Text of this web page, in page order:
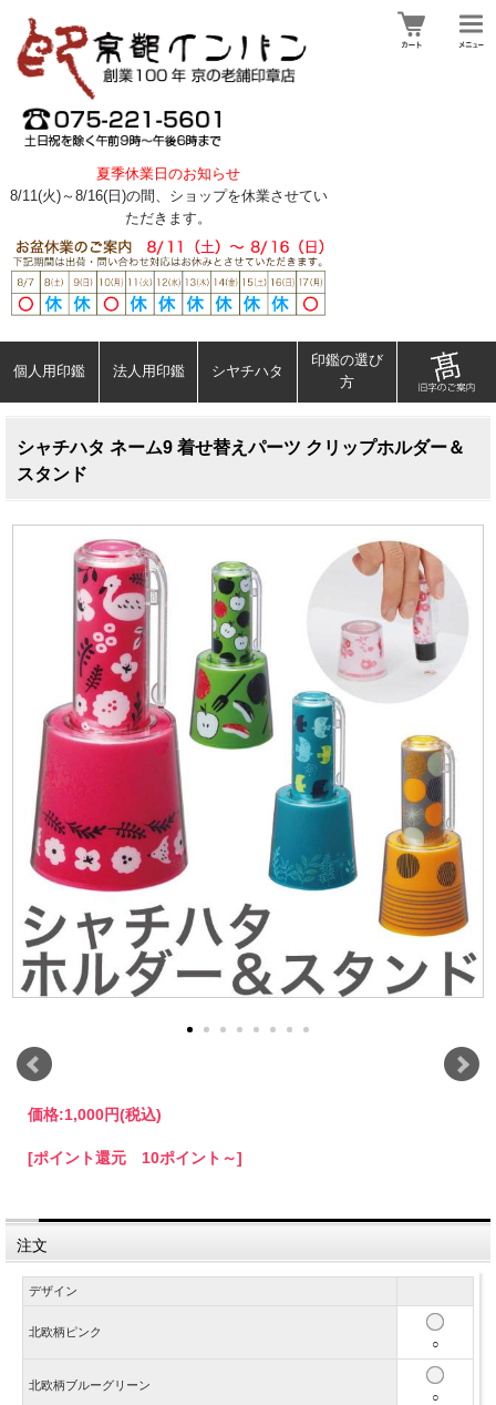
夏季休業日のお知らせ
8/11(火)～8/16(日)の間、ショップを休業させてい
ただきます。
個人用印鑑 法人用印鑑 シヤチハタ
印鑑の選び
方
シャチハタ ネーム9 着せ替えパーツ クリップホルダー＆
スタンド
価格:1,000円(税込)
[ポイント還元 10ポイント～]
注文
デザイン
北欧柄ピンク
○
北欧柄ブルーグリーン
○